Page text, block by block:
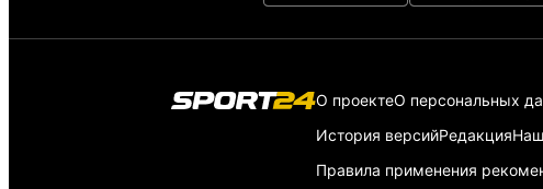
О проектеО персональных
История версийРедакция
Правила применения